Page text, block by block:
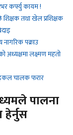
कर्फ्यु कायम !
तथा खेल प्रशिक्षक
पक्राउ
अध्यक्षमा लक्ष्मण महतो
चालक फरार
पालना